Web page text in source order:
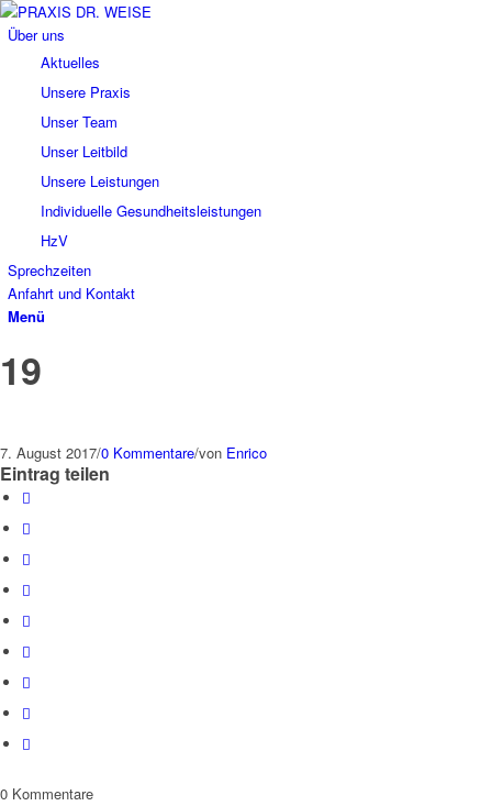
Über uns
Aktuelles
Unsere Praxis
Unser Team
Unser Leitbild
Unsere Leistungen
Individuelle Gesundheitsleistungen
HzV
Sprechzeiten
Anfahrt und Kontakt
Menü
19
7. August 2017/0 Kommentare/von Enrico
Eintrag teilen
0 Kommentare